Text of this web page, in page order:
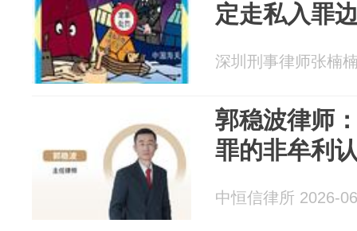
定走私入罪
深圳刑事律师张楠
郭稳波律师
罪的非牟利
中恒信律所 2026-